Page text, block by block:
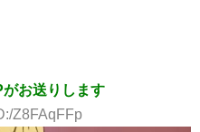
お送りします
Z8FAqFFp